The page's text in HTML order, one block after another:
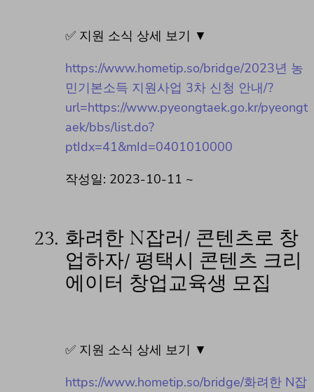
✅ 지원 소식 상세 보기 ▼
https://www.hometip.so/bridge/2023년 농
민기본소득 지원사업 3차 신청 안내/?
url=https://www.pyeongtaek.go.kr/pyeongt
aek/bbs/list.do?
ptIdx=41&mId=0401010000
작성일: 2023-10-11 ~
23. 화려한 N잡러/ 콘텐츠로 창
업하자/ 평택시 콘텐츠 크리
에이터 창업교육생 모집
✅ 지원 소식 상세 보기 ▼
https://www.hometip.so/bridge/화려한 N잡